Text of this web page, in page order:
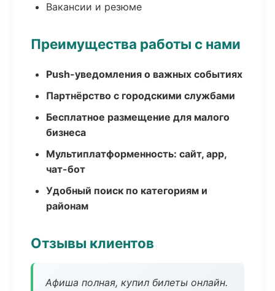
Вакансии и резюме
Преимущества работы с нами
Push-уведомления о важных событиях
Партнёрство с городскими службами
Бесплатное размещение для малого
бизнеса
Мультиплатформенность: сайт, app,
чат-бот
Удобный поиск по категориям и
районам
Отзывы клиентов
Афиша полная, купил билеты онлайн.